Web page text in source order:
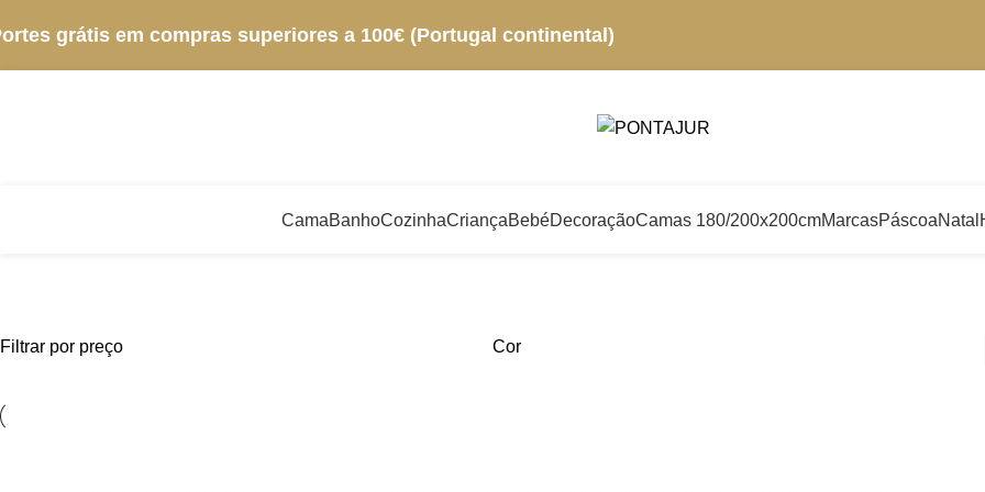
grátis em compras superiores a 100€ (Portugal continental)
CamaBanhoCozinhaCriançaBebéDecoraçãoCamas 180/200x200cmMarcasPáscoaNatal
Filtrar por preço Cor